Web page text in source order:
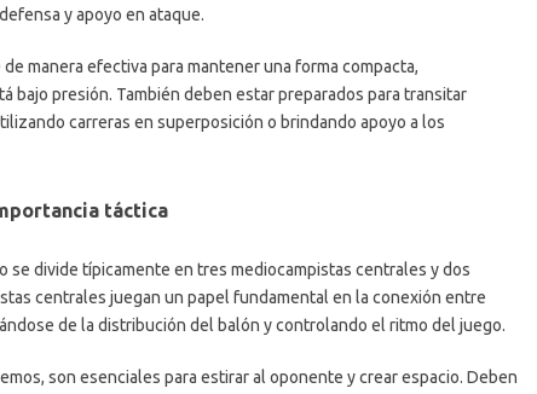
y apoyo en ataque.
manera efectiva para mantener una forma compacta,
bajo presión. También deben estar preparados para transitar
carreras en superposición o brindando apoyo a los
táctica
se divide típicamente en tres mediocampistas centrales y dos
centrales juegan un papel fundamental en la conexión entre
de la distribución del balón y controlando el ritmo del juego.
son esenciales para estirar al oponente y crear espacio. Deben